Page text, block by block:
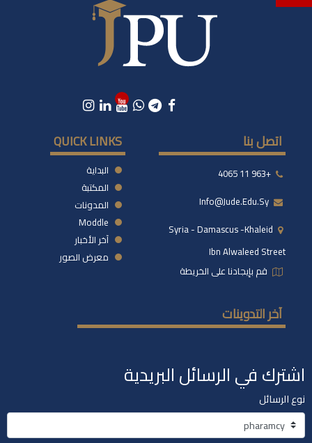
اتصل بنا
+963 11 4065
Syria - Damascus -khaleid
Ibn Alwaleed Street
قم بإيجادنا على الخريطة
QUICK LINKS
البداية
المكتبة
المدونات
Moddle
آخر الأخبار
معرض الصور
آخر التدوينات
اشترك في الرسائل البريدية
نوع الرسائل